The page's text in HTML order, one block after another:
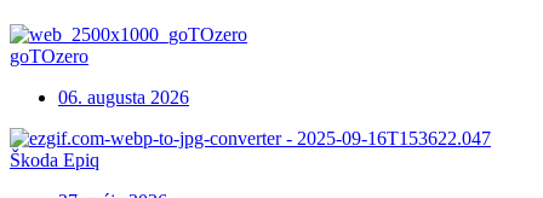
goTOzero
06. augusta 2026
Škoda Epiq